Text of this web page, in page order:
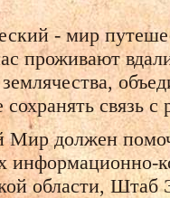
- мир
проживают
связь с
Мир должен
информационно-
области,